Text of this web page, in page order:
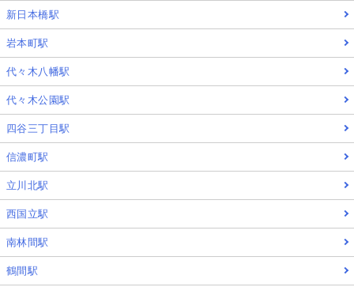
新日本橋駅
岩本町駅
代々木八幡駅
代々木公園駅
四谷三丁目駅
信濃町駅
立川北駅
西国立駅
南林間駅
鶴間駅